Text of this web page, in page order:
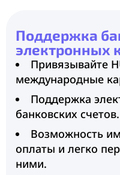
Поддержка
электронных
Привязывайте
международные
Поддержка
банковских счетов.
Возможность
оплаты и легко
ними.